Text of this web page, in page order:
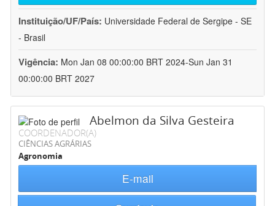
Instituição/UF/País: Universidade Federal de Sergipe - SE
- Brasil
Vigência: Mon Jan 08 00:00:00 BRT 2024-Sun Jan 31
00:00:00 BRT 2027
Abelmon da Silva Gesteira
COORDENADOR(A)
CIÊNCIAS AGRÁRIAS
Agronomia
E-mail